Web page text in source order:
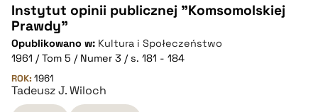
pobierz cytat
CZYSTY TEKST
pobierz cytat
Instytut opinii publicznej "Komsomolskiej
Prawdy"
Opublikowano w: Kultura i Społeczeństwo
1961 / Tom 5 / Numer 3 / s. 181 - 184
ROK: 1961
Tadeusz J. Wiloch